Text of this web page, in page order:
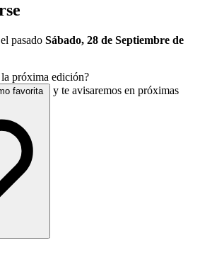
pasado Sábado, 28 de Septiembre de
próxima edición?
favorita y te avisaremos en próximas